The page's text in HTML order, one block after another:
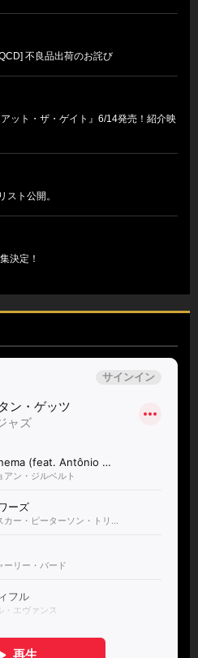
不良品出荷のお詫び
ット・ザ・ゲイト』6/14発売！紹介映
スト公開。
決定！